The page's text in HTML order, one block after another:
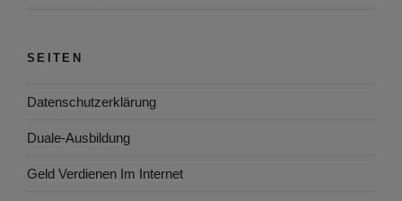
SEITEN
Datenschutzerklärung
Duale-Ausbildung
Geld Verdienen Im Internet